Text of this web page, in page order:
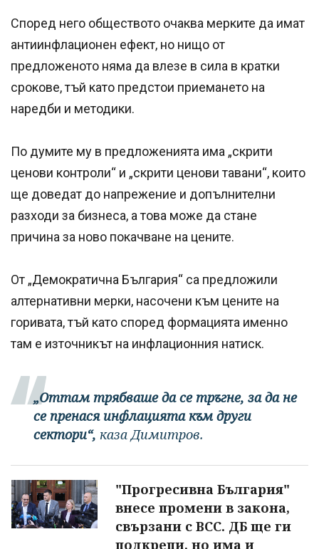
Според него обществото очаква мерките да имат
антиинфлационен ефект, но нищо от
предложеното няма да влезе в сила в кратки
срокове, тъй като предстои приемането на
наредби и методики.
По думите му в предложенията има „скрити
ценови контроли“ и „скрити ценови тавани“, които
ще доведат до напрежение и допълнителни
разходи за бизнеса, а това може да стане
причина за ново покачване на цените.
От „Демократична България“ са предложили
алтернативни мерки, насочени към цените на
горивата, тъй като според формацията именно
там е източникът на инфлационния натиск.
„Оттам трябваше да се тръгне, за да не
се пренася инфлацията към други
сектори“, каза Димитров.
"Прогресивна България"
внесе промени в закона,
свързани с ВСС. ДБ ще ги
подкрепи, но има и